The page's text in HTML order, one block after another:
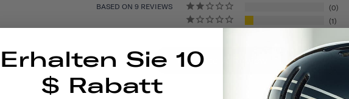
BASED ON 9 REVIEWS
0
1
Write A Review
Erhalten Sie 10
$ Rabatt